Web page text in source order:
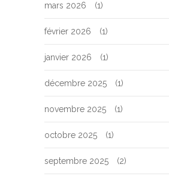
mars 2026 (1)
février 2026 (1)
janvier 2026 (1)
décembre 2025 (1)
novembre 2025 (1)
octobre 2025 (1)
septembre 2025 (2)